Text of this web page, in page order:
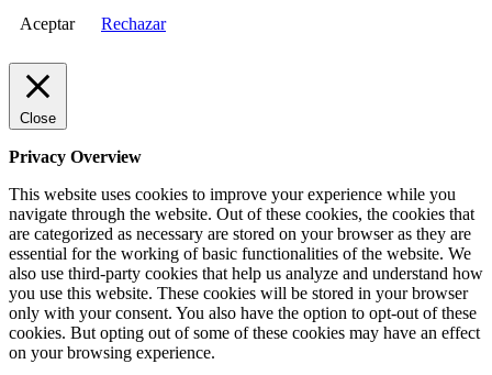
Aceptar Rechazar
Close
Privacy Overview
This website uses cookies to improve your experience while you
navigate through the website. Out of these cookies, the cookies that
are categorized as necessary are stored on your browser as they are
essential for the working of basic functionalities of the website. We
also use third-party cookies that help us analyze and understand how
you use this website. These cookies will be stored in your browser
only with your consent. You also have the option to opt-out of these
cookies. But opting out of some of these cookies may have an effect
on your browsing experience.